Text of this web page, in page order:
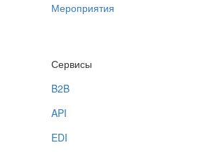
Мероприятия
Сервисы
B2B
API
EDI